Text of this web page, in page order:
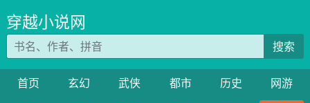
穿越小说网
搜索
首页 玄幻 武侠 都市 历史
网游